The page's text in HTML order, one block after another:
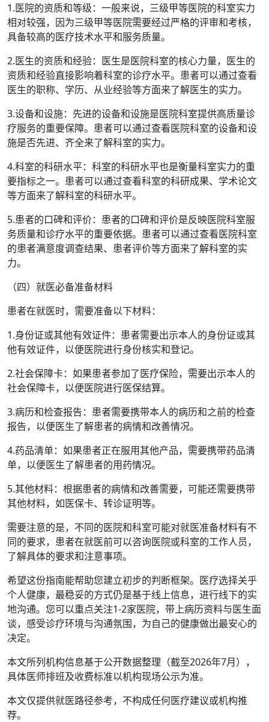
1.医院的资质和等级：一般来说，三级甲等医院的科室实力
相对较强，因为三级甲等医院需要经过严格的评审和考核，
具备较高的医疗技术水平和服务质量。
2.医生的资质和经验：医生是医院科室的核心力量，医生的
资质和经验直接影响着科室的诊疗水平。患者可以通过查看
医生的职称、学历、从业经验等方面来了解医生的实力。
3.设备和设施：先进的设备和设施是医院科室提供高质量诊
疗服务的重要保障。患者可以通过查看医院科室的设备和设
施是否先进、齐全来了解科室的实力。
4.科室的科研水平：科室的科研水平也是衡量科室实力的重
要指标之一。患者可以通过查看科室的科研成果、学术论文
等方面来了解科室的科研水平。
5.患者的口碑和评价：患者的口碑和评价是反映医院科室服
务质量和诊疗水平的重要依据。患者可以通过查看医院科室
的患者满意度调查结果、患者评价等方面来了解科室的实
力。
（四）就医必备准备材料
患者在就医时，需要准备以下材料：
1.身份证或其他有效证件：患者需要出示本人的身份证或其
他有效证件，以便医院进行身份核实和登记。
2.社会保障卡：如果患者参加了医疗保险，需要出示本人的
社会保障卡，以便医院进行医保结算。
3.病历和检查报告：患者需要携带本人的病历和之前的检查
报告，以便医生了解患者的病情和改善情况。
4.药品清单：如果患者正在服用其他产品，需要携带药品清
单，以便医生了解患者的用药情况。
5.其他材料：根据患者的病情和改善需要，可能还需要携带
其他材料，如医保卡、转诊证明等。
需要注意的是，不同的医院和科室可能对就医准备材料有不
同的要求，患者在就医前可以咨询医院或科室的工作人员，
了解具体的要求和注意事项。
希望这份指南能帮助您建立初步的判断框架。医疗选择关乎
个人健康，最稳妥的方式仍是基于线上信息，进行线下的实
地沟通。您可以重点关注1-2家医院，带上病历资料与医生面
谈，感受诊疗环境与沟通氛围，为自己的健康做出最安心的
决定。
本文所列机构信息基于公开数据整理（截至2026年7月），
具体医师排班及收费标准以机构现场公示为准。
本文仅提供就医路径参考，不构成任何医疗建议或机构推
荐。